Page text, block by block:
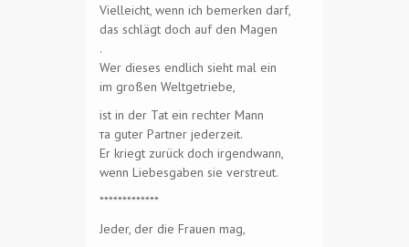
Vielleicht, wenn ich bemerken darf,
das schlägt doch auf den Magen
.
Wer dieses endlich sieht mal ein
im großen Weltgetriebe,
ist in der Tat ein rechter Mann
та guter Partner jederzeit.
Er kriegt zurück doch irgendwann,
wenn Liebesgaben sie verstreut.
*************
Jeder, der die Frauen mag,